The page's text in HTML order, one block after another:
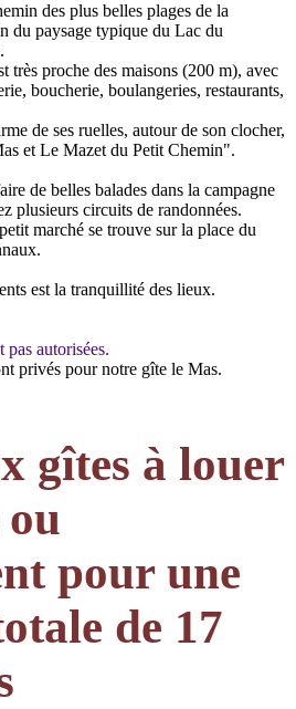
des plus belles plages de la
du paysage typique du Lac du
très proche des maisons (200 m), avec
boucherie, boulangeries, restaurants,
de ses ruelles, autour de son clocher,
et Le Mazet du Petit Chemin".
de belles balades dans la campagne
plusieurs circuits de randonnées.
marché se trouve sur la place du
est la tranquillité des lieux.
pas autorisées.
privés pour notre gîte le Mas.
à louer
ou
pour une
de 17